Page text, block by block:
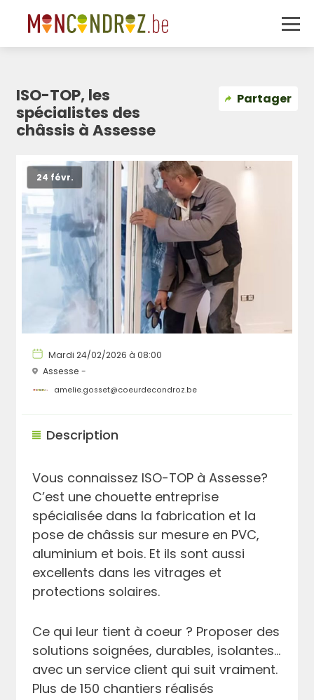
ISO-TOP, les
spécialistes des
châssis à Assesse
Partager
24 févr.
Mardi 24/02/2026 à 08:00
Assesse -
amelie.gosset@coeurdecondroz.be
Description
Vous connaissez ISO-TOP à Assesse?
C’est une chouette entreprise
spécialisée dans la fabrication et la
pose de châssis sur mesure en PVC,
aluminium et bois. Et ils sont aussi
excellents dans les vitrages et
protections solaires.
Ce qui leur tient à coeur ? Proposer des
solutions soignées, durables, isolantes…
avec un service client qui suit vraiment.
Plus de 150 chantiers réalisés